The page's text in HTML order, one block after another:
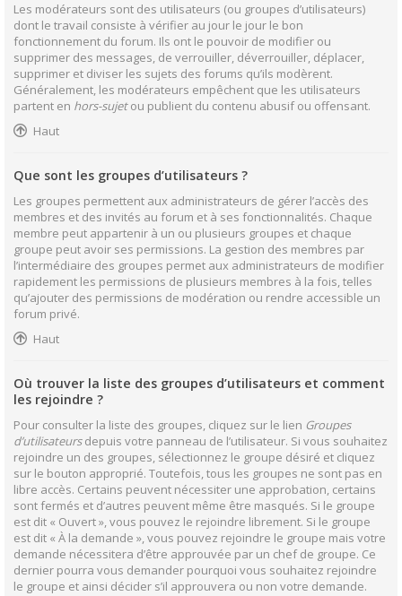
Les modérateurs sont des utilisateurs (ou groupes d’utilisateurs)
dont le travail consiste à vérifier au jour le jour le bon
fonctionnement du forum. Ils ont le pouvoir de modifier ou
supprimer des messages, de verrouiller, déverrouiller, déplacer,
supprimer et diviser les sujets des forums qu’ils modèrent.
Généralement, les modérateurs empêchent que les utilisateurs
partent en hors-sujetou publient du contenu abusif ou offensant.
Haut
Que sont les groupes d’utilisateurs ?
Les groupes permettent aux administrateurs de gérer l’accès des
membres et des invités au forum et à ses fonctionnalités. Chaque
membre peut appartenir à un ou plusieurs groupes et chaque
groupe peut avoir ses permissions. La gestion des membres par
l’intermédiaire des groupes permet aux administrateurs de modifier
rapidement les permissions de plusieurs membres à la fois, telles
qu’ajouter des permissions de modération ou rendre accessible un
forum privé.
Haut
Où trouver la liste des groupes d’utilisateurs et comment
les rejoindre ?
Pour consulter la liste des groupes, cliquez sur le lien Groupes
d’utilisateursdepuis votre panneau de l’utilisateur. Si vous souhaitez
rejoindre un des groupes, sélectionnez le groupe désiré et cliquez
sur le bouton approprié. Toutefois, tous les groupes ne sont pas en
libre accès. Certains peuvent nécessiter une approbation, certains
sont fermés et d’autres peuvent même être masqués. Si le groupe
est dit « Ouvert », vous pouvez le rejoindre librement. Si le groupe
est dit « À la demande », vous pouvez rejoindre le groupe mais votre
demande nécessitera d’être approuvée par un chef de groupe. Ce
dernier pourra vous demander pourquoi vous souhaitez rejoindre
le groupe et ainsi décider s’il approuvera ou non votre demande.